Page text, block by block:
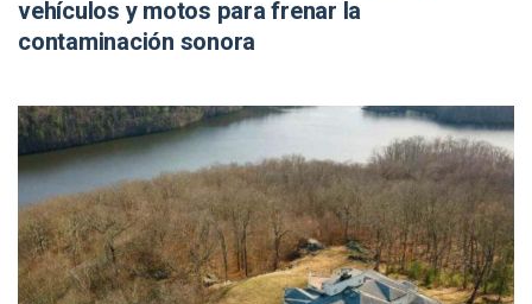
vehículos y motos para frenar la
contaminación sonora